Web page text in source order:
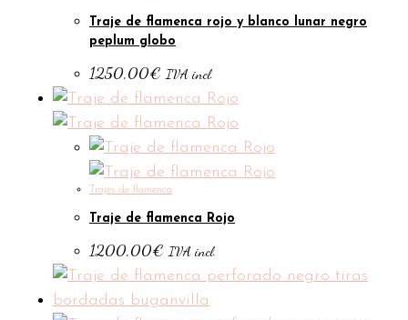
Traje de flamenca rojo y blanco lunar negro
peplum globo
1250,00€ IVA incl.
Trajes de flamenca
Traje de flamenca Rojo
1200,00€ IVA incl.